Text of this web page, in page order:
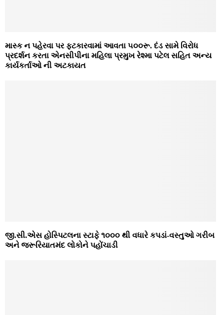
માસ્ક ન પહેરવા પર ફટકારવામાં આવતા ૫૦૦રૂ. દંડ સામે વિરોધ
પ્રદર્શન કરતા એનસીપીના મહિલા પ્રમુખ રેશ્મા પટેલ સહિત અન્ય
કાર્યકર્તાઓ ની અટકાયત
જી.સી.એસ હોસ્પિટલના સ્ટાફે ૧૦૦૦ થી વધારે કપડાં-વસ્તુઓ ગરીબ
અને જરૂરિયાતમંદ લોકોને પહોંચાડી